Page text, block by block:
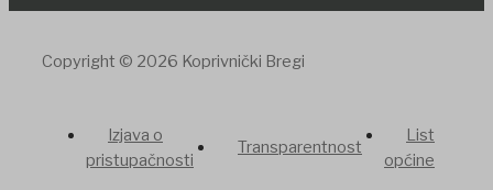
Copyright © 2026 Koprivnički Bregi
Izjava o
pristupačnosti
Transparentnost
List
općine